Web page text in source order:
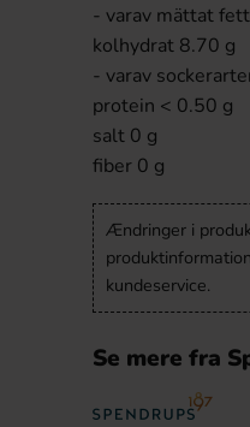
- varav mättat
kolhydrat 8.70 g
- varav
protein < 0.50 g
salt 0 g
fiber 0 g
Ændringer i
kundeservice.
Se mere fra